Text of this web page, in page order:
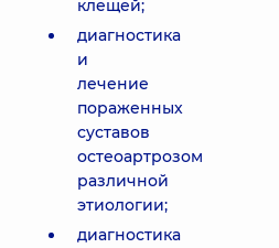
клещей;
диагностика
и
лечение
пораженных
суставов
остеоартрозом
различной
этиологии;
диагностика